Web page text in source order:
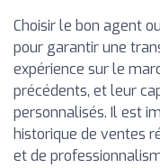
Choisir le bon agent
pour garantir une
expérience sur le
précédents, et leur
personnalisés. Il est
historique de ventes
et de